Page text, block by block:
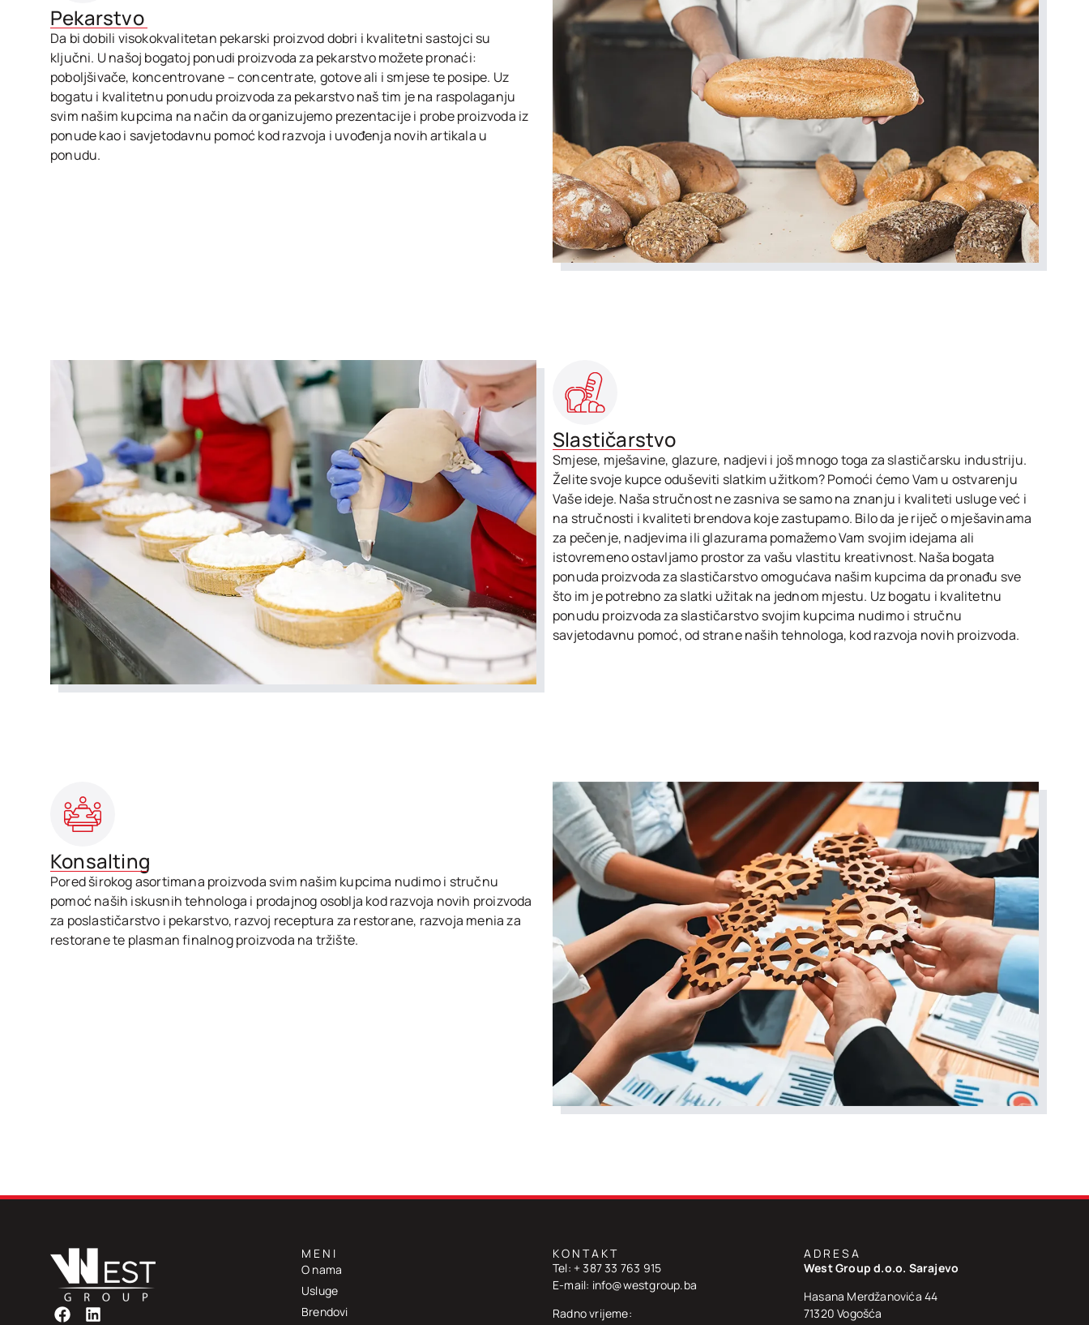
Pekarstvo
Da bi dobili visokokvalitetan pekarski proizvod dobri i kvalitetni sastojci su
ključni. U našoj bogatoj ponudi proizvoda za pekarstvo možete pronaći:
poboljšivače, koncentrovane – concentrate, gotove ali i smjese te posipe. Uz
bogatu i kvalitetnu ponudu proizvoda za pekarstvo naš tim je na raspolaganju
svim našim kupcima na način da organizujemo prezentacije i probe proizvoda iz
ponude kao i savjetodavnu pomoć kod razvoja i uvođenja novih artikala u
ponudu.
Slastičarstvo
Smjese, mješavine, glazure, nadjevi i još mnogo toga za slastičarsku industriju.
Želite svoje kupce oduševiti slatkim užitkom? Pomoći ćemo Vam u ostvarenju
Vaše ideje. Naša stručnost ne zasniva se samo na znanju i kvaliteti usluge već i
na stručnosti i kvaliteti brendova koje zastupamo. Bilo da je riječ o mješavinama
za pečenje, nadjevima ili glazurama pomažemo Vam svojim idejama ali
istovremeno ostavljamo prostor za vašu vlastitu kreativnost. Naša bogata
ponuda proizvoda za slastičarstvo omogućava našim kupcima da pronađu sve
što im je potrebno za slatki užitak na jednom mjestu. Uz bogatu i kvalitetnu
ponudu proizvoda za slastičarstvo svojim kupcima nudimo i stručnu
savjetodavnu pomoć, od strane naših tehnologa, kod razvoja novih proizvoda.
Konsalting
Pored širokog asortimana proizvoda svim našim kupcima nudimo i stručnu
pomoć naših iskusnih tehnologa i prodajnog osoblja kod razvoja novih proizvoda
za poslastičarstvo i pekarstvo, razvoj receptura za restorane, razvoja menia za
restorane te plasman finalnog proizvoda na tržište.
MENI
O nama
Usluge
Brendovi
KONTAKT
Tel: + 387 33 763 915
E-mail: info@westgroup.ba
Radno vrijeme:
ADRESA
West Group d.o.o. Sarajevo
Hasana Merdžanovića 44
71320 Vogošća